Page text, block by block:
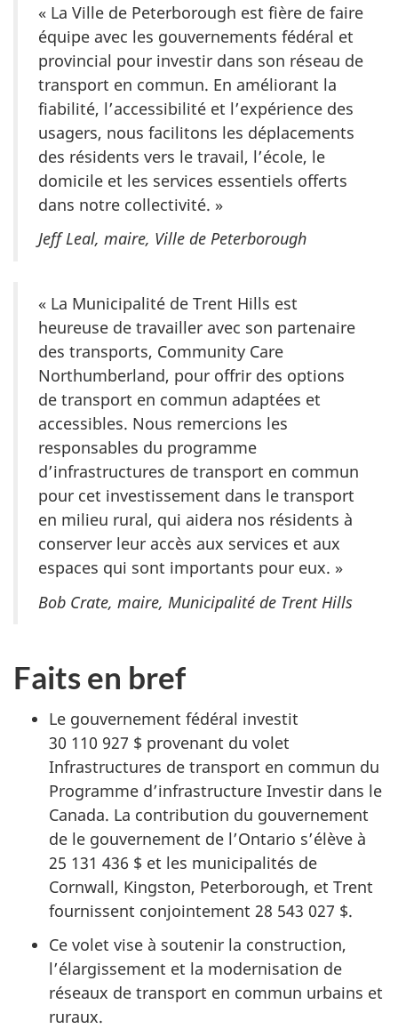
« La Ville de Peterborough est fière de faire
équipe avec les gouvernements fédéral et
provincial pour investir dans son réseau de
transport en commun. En améliorant la
fiabilité, l’accessibilité et l’expérience des
usagers, nous facilitons les déplacements
des résidents vers le travail, l’école, le
domicile et les services essentiels offerts
dans notre collectivité. »
Jeff Leal, maire, Ville de Peterborough
« La Municipalité de Trent Hills est
heureuse de travailler avec son partenaire
des transports, Community Care
Northumberland, pour offrir des options
de transport en commun adaptées et
accessibles. Nous remercions les
responsables du programme
d’infrastructures de transport en commun
pour cet investissement dans le transport
en milieu rural, qui aidera nos résidents à
conserver leur accès aux services et aux
espaces qui sont importants pour eux. »
Bob Crate, maire, Municipalité de Trent Hills
Faits en bref
Le gouvernement fédéral investit
30 110 927 $ provenant du volet
Infrastructures de transport en commun du
Programme d’infrastructure Investir dans le
Canada. La contribution du gouvernement
de le gouvernement de l’Ontario s’élève à
25 131 436 $ et les municipalités de
Cornwall, Kingston, Peterborough, et Trent
fournissent conjointement 28 543 027 $.
Ce volet vise à soutenir la construction,
l’élargissement et la modernisation de
réseaux de transport en commun urbains et
ruraux.